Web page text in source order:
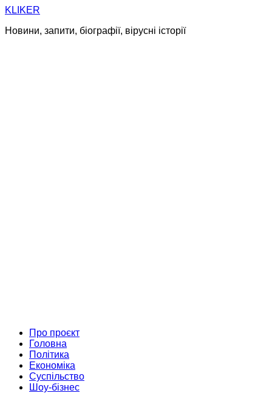
Skip
content
KLIKER
Новини, запити, біографії, вірусні історії
Про проєкт
Головна
Політика
Економіка
Суспільство
Шоу-бізнес